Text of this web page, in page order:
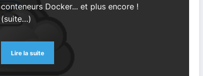
conteneurs Docker... et plus encore !
(suite…)
Lire la suite